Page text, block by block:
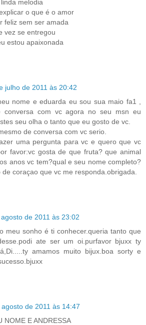
melodia
o que é o amor
feliz sem ser amada
vez se entregou
estou apaixonada
julho de 2011 às 20:42
nome e eduarda eu sou sua maio fa1 ,
conversa com vc agora no seu msn eu
seu olha o tanto que eu gosto de vc.
de conversa com vc serio.
uma pergunta para vc e quero que vc
favor:vc gosta de que fruta? que animal
anos vc tem?qual e seu nome completo?
coraçao que vc me responda.obrigada.
de 2011 às 23:02
meu sonho é ti conhecer.queria tanto que
ate ser um oi.purfavor bjuxx ty
amamos muito bijux.boa sorty e
de 2011 às 14:47
NOME E ANDRESSA